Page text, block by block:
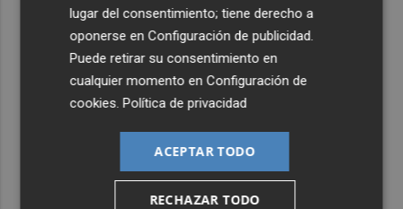
lugar del consentimiento; tiene derecho a
oponerse enConfiguración de publicidad.
Puede retirar su consentimiento en
cualquier momento enConfiguración de
cookies.Política de privacidad
ACEPTAR TODO
RECHAZAR TODO